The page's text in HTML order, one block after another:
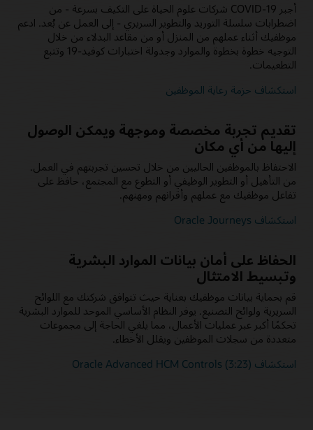
أجبر COVID-19 شركات علوم الحياة على التكيف بسرعة - من
اضطرابات سلسلة التوريد والتطوير السريري - إلى العمل عن بُعد. ادعم
موظفيك أثناء عملهم من المنزل أو من مقاعد البدلاء من خلال
التوجيه خطوة بخطوة والموارد وجدولة اختبارات كوفيد-19 وتتبع
التطعيمات.
استكشاف حزمة رعاية الموظفين
تقديم تجربة مخصصة وموجهة ويمكن الوصول
إليها من أي مكان
الاحتفاظ بالموظفين الحاليين من خلال تحسين تجربتهم في العمل.
من التأهيل أو التطوير الوظيفي أو التطوع مع المجتمع، حافظ على
تفاعل موظفيك مع عملهم وأقرانهم ومهنهم.
استكشاف Oracle Journeys‏
الحفاظ على أمان بيانات الموارد البشرية
وتبسيط الامتثال
قم بحماية بيانات موظفيك بعناية حيث تتوافق شركتك مع اللوائح
السريرية ولوائح التصنيع. يوفر النظام الأساسي الموحد للموارد البشرية
تحكمًا أكبر عبر عمليات الأعمال، مما يلغي الحاجة إلى مجموعات
متعددة من سجلات الموظفين ويقلل الأخطاء.
استكشاف Oracle Advanced HCM Controls (3:23)